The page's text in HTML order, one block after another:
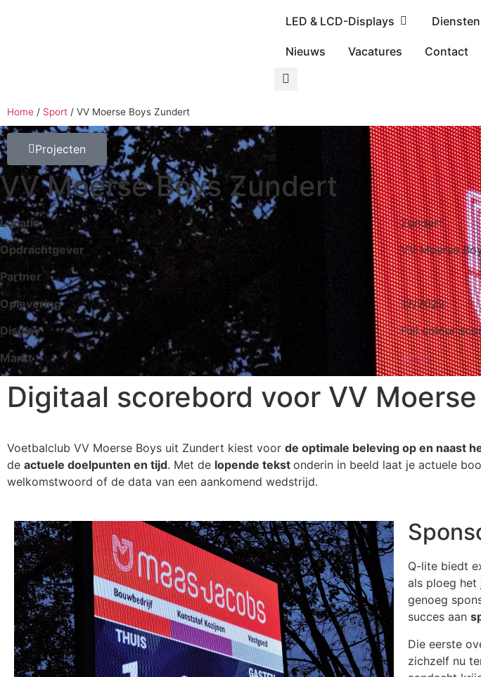
LED & LCD-Displays Diensten
Nieuws Vacatures Contact
Home / Sport / VV Moerse Boys Zundert
Projecten
VV Moerse Boys Zundert
Locatie
Zundert
Opdrachtgever
VV Moerse
Partner
Oplevering
12/2022
Display
Full colour
Markt
Sport
Digitaal scorebord voor VV
Voetbalclub VV Moerse Boys uit Zundert kiest voor de optimale beleving op en naast
de actuele doelpunten en tijd. Met de lopende tekst onderin in beeld laat je actuele
welkomstwoord of de data van een aankomend wedstrijd.
Q-lite biedt
als ploeg het
genoeg
succes aan
Die eerste
zichzelf nu